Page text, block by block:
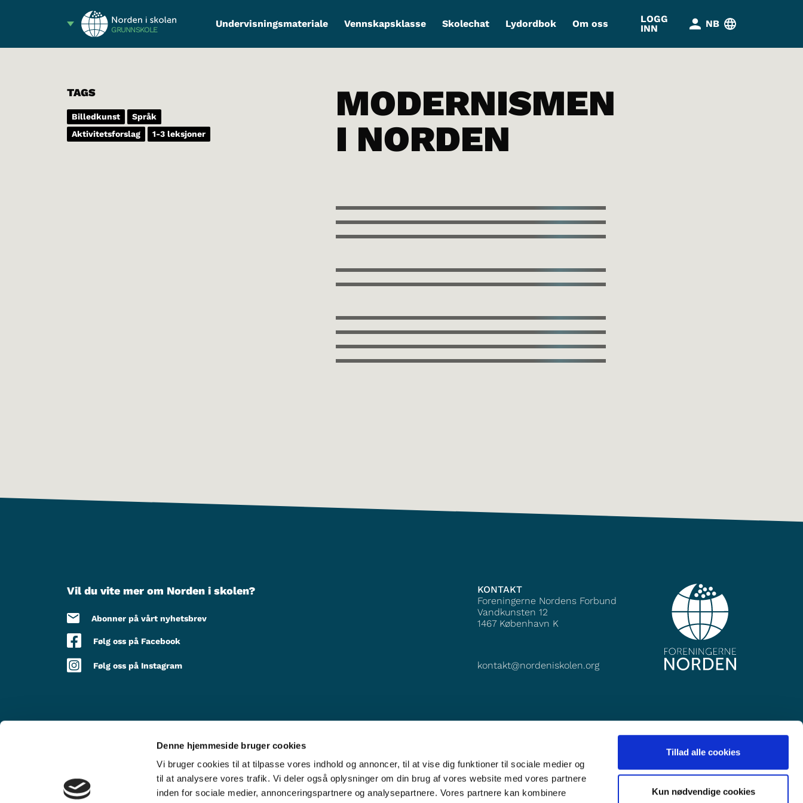
Denne hjemmeside bruger cookies
Vi bruger cookies til at tilpasse vores indhold og annoncer, til at vise dig funktioner til sociale medier og
til at analysere vores trafik. Vi deler også oplysninger om din brug af vores website med vores partnere
inden for sociale medier, annonceringspartnere og analysepartnere. Vores partnere kan kombinere
Tillad alle cookies
Kun nødvendige cookies
GRUNNSKOLE
Undervisningsmateriale Vennskapsklasse Skolechat Lydordbok Om oss
LOGG
INN
NB
TAGS
Billedkunst
Språk
Aktivitetsforslag
1-3 leksjoner
MODERNISMEN
I NORDEN
Vil du vite mer om Norden i skolen?
Abonner på vårt nyhetsbrev
Følg oss på Facebook
Følg oss på Instagram
KONTAKT
Foreningerne Nordens Forbund
Vandkunsten 12
1467 København K
kontakt@nordeniskolen.org